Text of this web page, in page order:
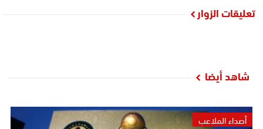
تعليقات الزوار
شاهد أيضا
أصداء الملاعب